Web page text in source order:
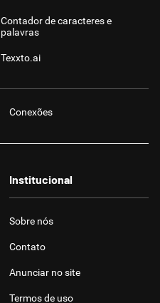
Contador de caracteres e
palavras
Texxto.ai
Conexões
Institucional
Sobre nós
Contato
Anunciar no site
Termos de uso